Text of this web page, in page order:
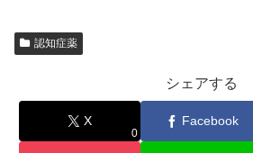
認知症薬
シェアする
X
0
Facebook